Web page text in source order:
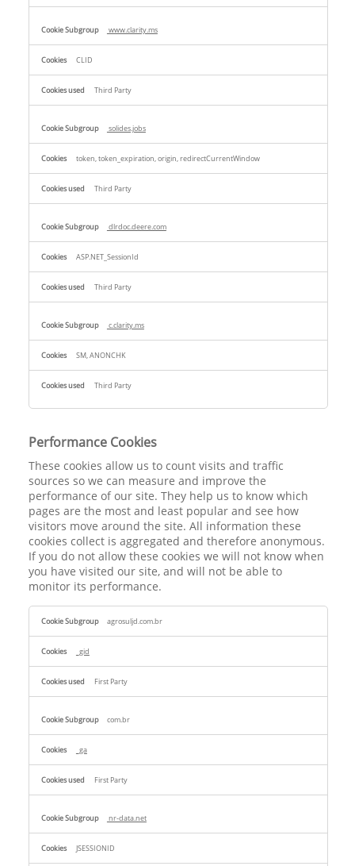
www.clarity.ms
CLID
Third Party
solides.jobs
token, token_expiration, origin, redirectCurrentWindow
Third Party
dlrdoc.deere.com
ASP.NET_SessionId
Third Party
c.clarity.ms
SM, ANONCHK
Third Party
Performance Cookies
These cookies allow us to count visits and traffic
sources so we can measure and improve the
performance of our site. They help us to know which
pages are the most and least popular and see how
visitors move around the site. All information these
cookies collect is aggregated and therefore anonymous.
If you do not allow these cookies we will not know when
you have visited our site, and will not be able to
monitor its performance.
Performance
Cookies
agrosuljd.com.br
_gid
First Party
com.br
_ga
First Party
nr-data.net
JSESSIONID